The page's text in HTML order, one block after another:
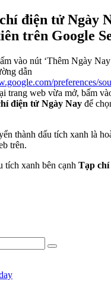
điện tử Ngày
trên Google
vào nút ‘Thêm Ngày
dẫn
preferences/
trang web vừa mở, bấm
điện tử Ngày Nay để
thành dấu tích xanh là
trên.
tích xanh bên cạnh Tạp